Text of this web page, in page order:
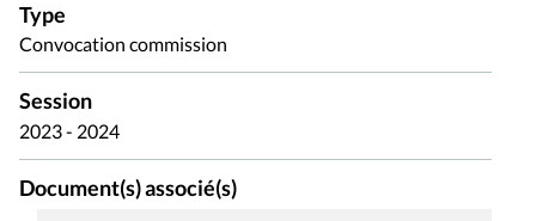
Type
Convocation commission
Session
2023 - 2024
Document(s) associé(s)